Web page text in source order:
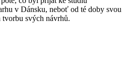
v Dánsku, neboť od té doby svou
svých návrhů.